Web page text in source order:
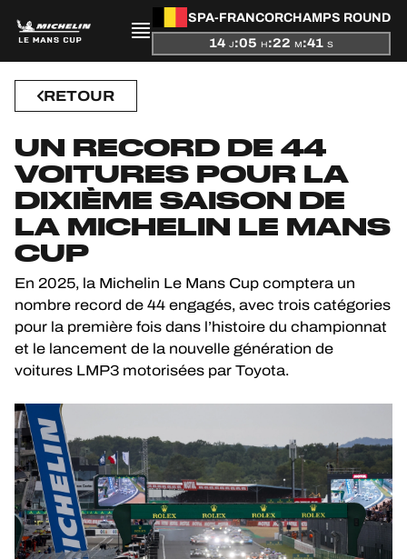
SPA-FRANCORCHAMPS ROUND
14 J:05 H:22 M:40 S
PRÉSENTATION
ACTUALITÉS
CLASSEMENTS
RÉSULTATS
JEU OFFICIEL
BILLETTERIE
24H LEMANS
RETOUR
UN RECORD DE 44
VOITURES POUR LA
DIXIÈME SAISON DE
LA MICHELIN LE MANS
CUP
En 2025, la Michelin Le Mans Cup comptera un
nombre record de 44 engagés, avec trois catégories
pour la première fois dans l’histoire du championnat
et le lancement de la nouvelle génération de
voitures LMP3 motorisées par Toyota.